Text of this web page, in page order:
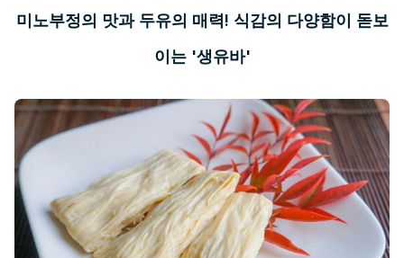
미노부정의 맛과 두유의 매력! 식감의 다양함이 돋보
이는 '생유바'